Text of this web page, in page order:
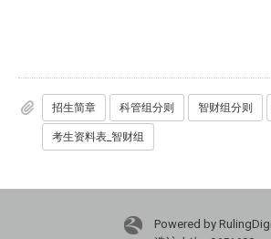
招生简章 科管组分则 智财组分则
考生资料表_智财组
Powered by